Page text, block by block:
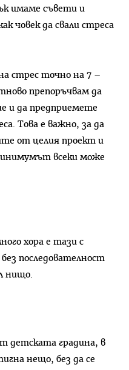
имаме съвети и
човек да свали стреса
стрес точно на 7 –
препоръчвам да
и да предприемете
Това е важно, за да
от целия проект и
всеки може
хора е тази с
последователност
нищо.
детската градина, в
нещо, без да се